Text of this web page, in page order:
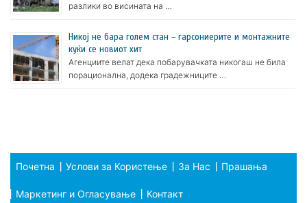
разлики во висината на …
Никој не бара голем стан – гарсониерите и монтажните
куќи се новиот хит
Агенциите велат дека побарувачката никогаш не била
порационална, додека градежниците …
Почетна Услови за Користење За Нас Прашања
Маркетинг и Огласување Контакт